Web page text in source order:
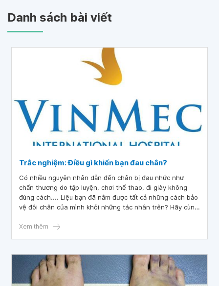
Danh sách bài viết
Trắc nghiệm: Điều gì khiến bạn đau chân?
Có nhiều nguyên nhân dẫn đến chân bị đau nhức như
chấn thương do tập luyện, chơi thể thao, đi giày không
đúng cách.... Liệu bạn đã nắm được tất cả những cách bảo
vệ đôi chân của mình khỏi những tác nhân trên? Hãy cùng
nhé.
Xem thêm